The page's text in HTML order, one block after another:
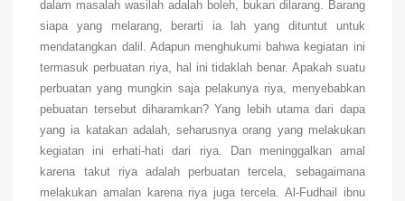
dalam masalah wasilah adalah boleh, bukan dilarang. Barang
siapa yang melarang, berarti ia lah yang dituntut untuk
mendatangkan dalil. Adapun menghukumi bahwa kegiatan ini
termasuk perbuatan riya, hal ini tidaklah benar. Apakah suatu
perbuatan yang mungkin saja pelakunya riya, menyebabkan
pebuatan tersebut diharamkan? Yang lebih utama dari dapa
yang ia katakan adalah, seharusnya orang yang melakukan
kegiatan ini erhati-hati dari riya. Dan meninggalkan amal
karena takut riya adalah perbuatan tercela, sebagaimana
melakukan amalan karena riya juga tercela. Al-Fudhail ibnu